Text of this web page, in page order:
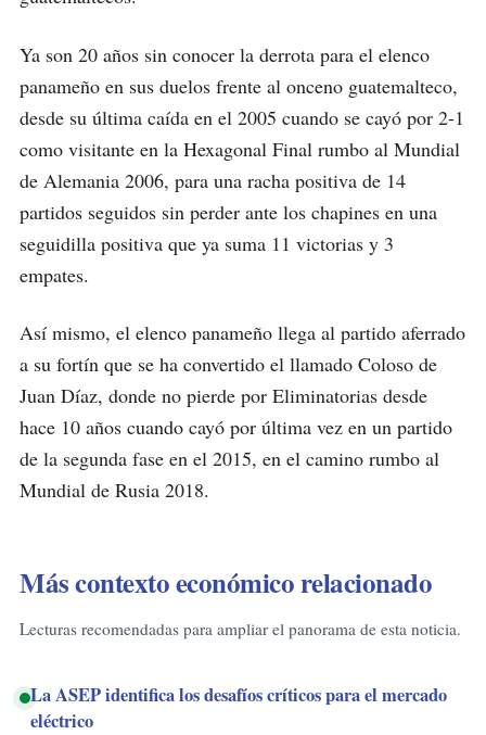
Ya son 20 años sin conocer la derrota para el elenco
panameño en sus duelos frente al onceno guatemalteco,
desde su última caída en el 2005 cuando se cayó por 2-1
como visitante en la Hexagonal Final rumbo al Mundial
de Alemania 2006, para una racha positiva de 14
partidos seguidos sin perder ante los chapines en una
seguidilla positiva que ya suma 11 victorias y 3
empates.
Así mismo, el elenco panameño llega al partido aferrado
a su fortín que se ha convertido el llamado Coloso de
Juan Díaz, donde no pierde por Eliminatorias desde
hace 10 años cuando cayó por última vez en un partido
de la segunda fase en el 2015, en el camino rumbo al
Mundial de Rusia 2018.
Más contexto económico relacionado
Lecturas recomendadas para ampliar el panorama de esta noticia.
La ASEP identifica los desafíos críticos para el mercado
eléctrico